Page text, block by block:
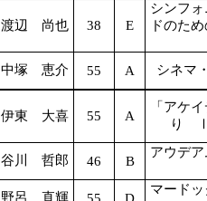
渡辺 尚也 38 E
シンフ
ドのた
中塚 恵介 55 A シネマ
伊東 大喜 55 A
「アケ
り
谷川 哲郎 46 B
アウデ
野呂 直輝
マード